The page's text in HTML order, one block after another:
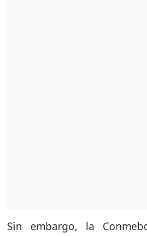
Sin embargo, la